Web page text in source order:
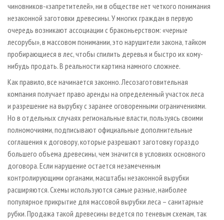
чиновников-«запретителей», ни в обществе нет четкого понимания
незаконной заготовки древесины. У многих граждан в первую
очередь возникают ассоциации с браконьерством: «черные
лесорубы», в массовом понимании, это нарушители закона, тайком
пробирающиеся в лес, чтобы спилить деревья и быстро их кому-
нибудь продать. В реальности картина намного сложнее.
Как правило, все начинается законно. Лесозаготовительная
компания получает право аренды на определенный участок леса
и разрешение на вырубку с заранее оговоренными ограничениями.
Но в отдельных случаях региональные власти, пользуясь своими
полномочиями, подписывают официальные дополнительные
соглашения к договору, которые разрешают заготовку гораздо
большего объема древесины, чем значится в условиях основного
договора. Если нарушение остается незамеченным
контролирующими органами, масштабы незаконной вырубки
расширяются. Схемы используются самые разные, наиболее
популярное прикрытие для массовой вырубки леса – санитарные
рубки. Продажа такой древесины ведется по теневым схемам, так